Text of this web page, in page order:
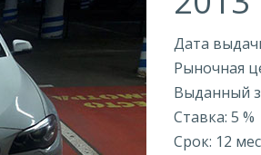
Дата
Рыночная
Выданный
Ставка: 5 %
Срок: 12